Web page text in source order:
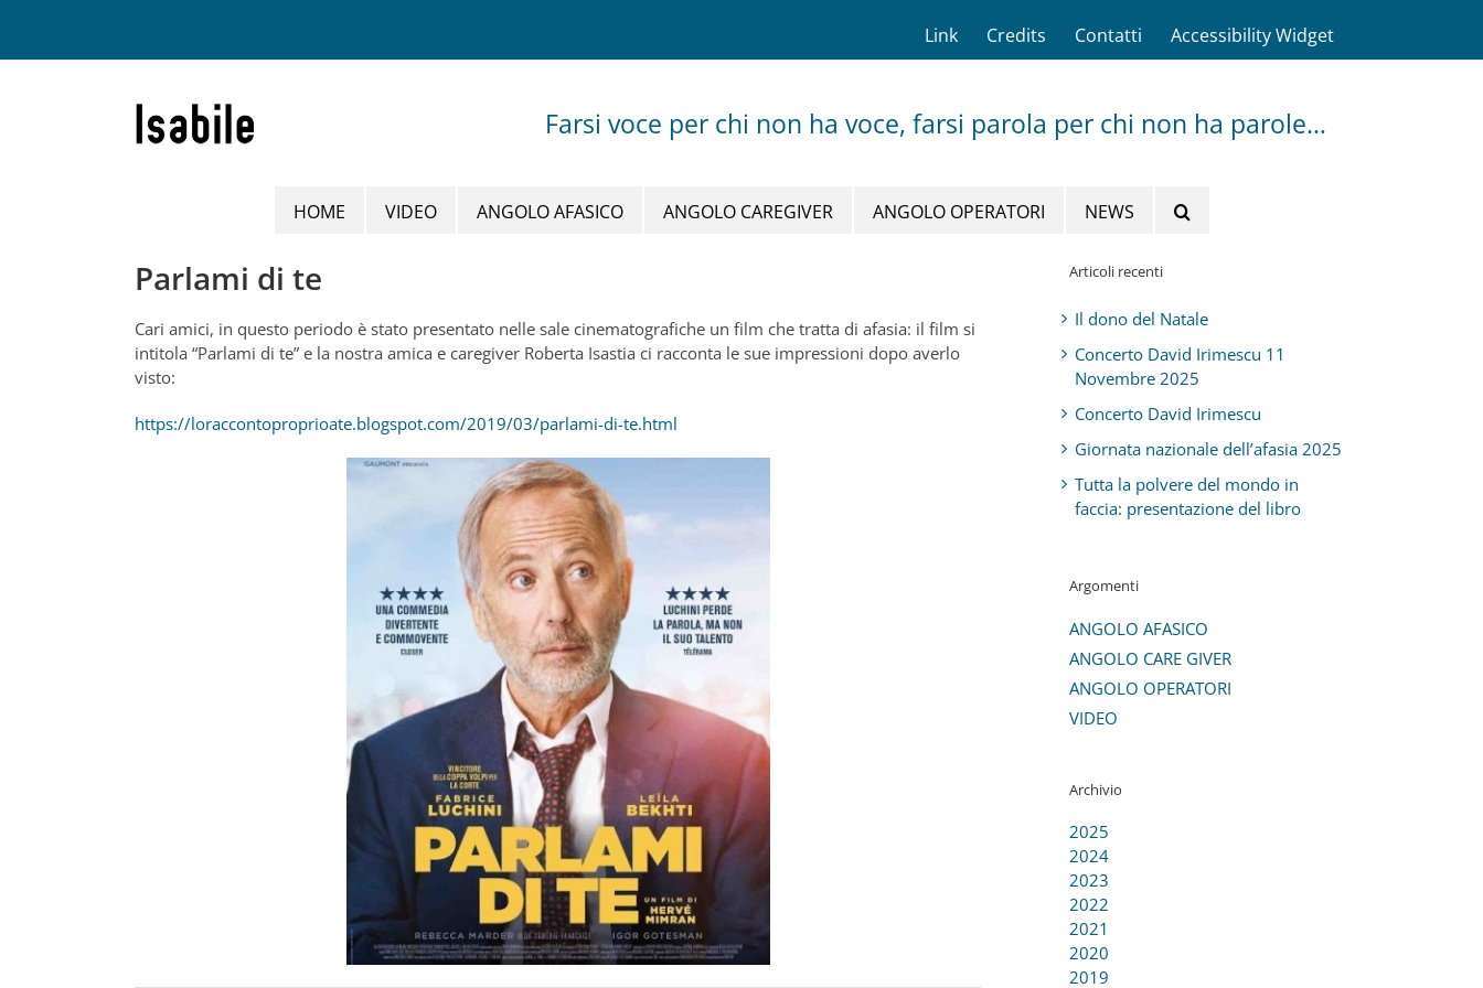
contenuto
Link Credits Contatti Accessibility Widget
Farsi voce per chi non ha voce, farsi parola per chi non ha parole…
HOME VIDEO ANGOLO AFASICO ANGOLO CAREGIVER ANGOLO OPERATORI NEWS
Parlami di te
Cari amici, in questo periodo è stato presentato nelle sale cinematografiche un film che tratta di afasia: il film si
intitola “Parlami di te” e la nostra amica e caregiver Roberta Isastia ci racconta le sue impressioni dopo averlo
visto:
https://loraccontoproprioate.blogspot.com/2019/03/parlami-di-te.html
Articoli recenti
Il dono del Natale
Concerto David Irimescu 11
Novembre 2025
Concerto David Irimescu
Giornata nazionale dell’afasia 2025
Tutta la polvere del mondo in
faccia: presentazione del libro
Argomenti
ANGOLO AFASICO
ANGOLO CARE GIVER
ANGOLO OPERATORI
VIDEO
Archivio
2025
2024
2023
2022
2021
2020
2019